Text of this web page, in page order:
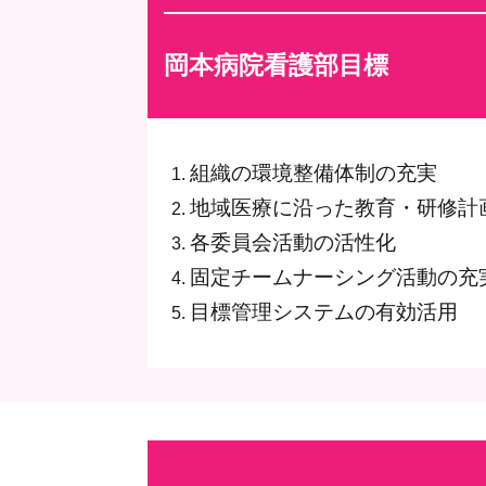
岡本病院看護部目標
組織の環境整備体制の充実
地域医療に沿った教育・研修計
各委員会活動の活性化
固定チームナーシング活動の充
目標管理システムの有効活用